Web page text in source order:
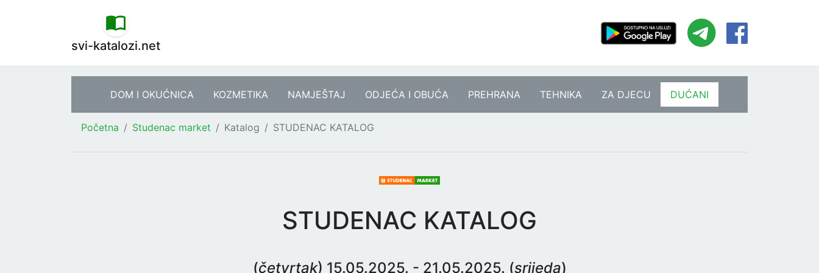
svi-katalozi.net
DOM I OKUĆNICA KOZMETIKA NAMJEŠTAJ ODJEĆA I OBUĆA PREHRANA TEHNIKA ZA DJECU DUĆANI
Početna Studenac market Katalog STUDENAC KATALOG
STUDENAC KATALOG
(četvrtak) 15.05.2025. - 21.05.2025. (srijeda)